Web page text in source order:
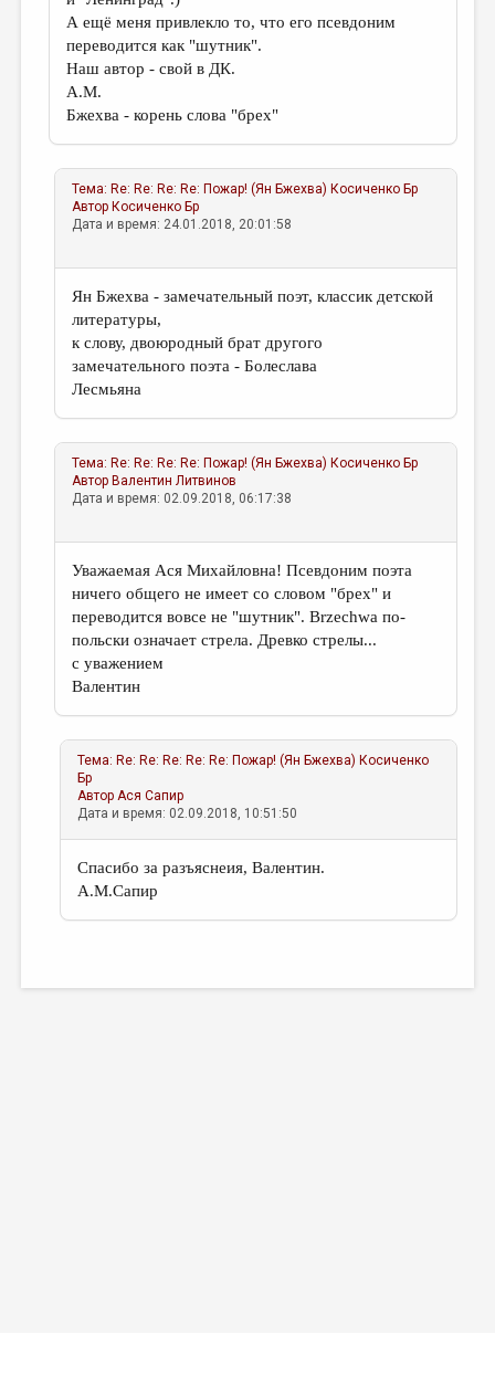
А ещё меня привлекло то, что его псевдоним
переводится как "шутник".
Наш автор - свой в ДК.
А.М.
Бжехва - корень слова "брех"
Тема: Re: Re: Re: Re: Пожар! (Ян Бжехва) Косиченко Бр
Автор Косиченко Бр
Дата и время: 24.01.2018, 20:01:58
Ян Бжехва - замечательный поэт, классик детской
литературы,
к слову, двоюродный брат другого
замечательного поэта - Болеслава
Лесмьяна
Тема: Re: Re: Re: Re: Пожар! (Ян Бжехва) Косиченко Бр
Автор Валентин Литвинов
Дата и время: 02.09.2018, 06:17:38
Уважаемая Ася Михайловна! Псевдоним поэта
ничего общего не имеет со словом "брех" и
переводится вовсе не "шутник". Brzechwa по-
польски означает стрела. Древко стрелы...
с уважением
Валентин
Тема: Re: Re: Re: Re: Re: Пожар! (Ян Бжехва) Косиченко
Бр
АвторАся Сапир
Дата и время: 02.09.2018, 10:51:50
Спасибо за разъяснеия, Валентин.
А.М.Сапир